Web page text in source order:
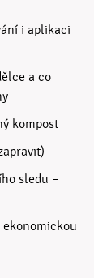
i aplikaci
a co
kompost
sledu –